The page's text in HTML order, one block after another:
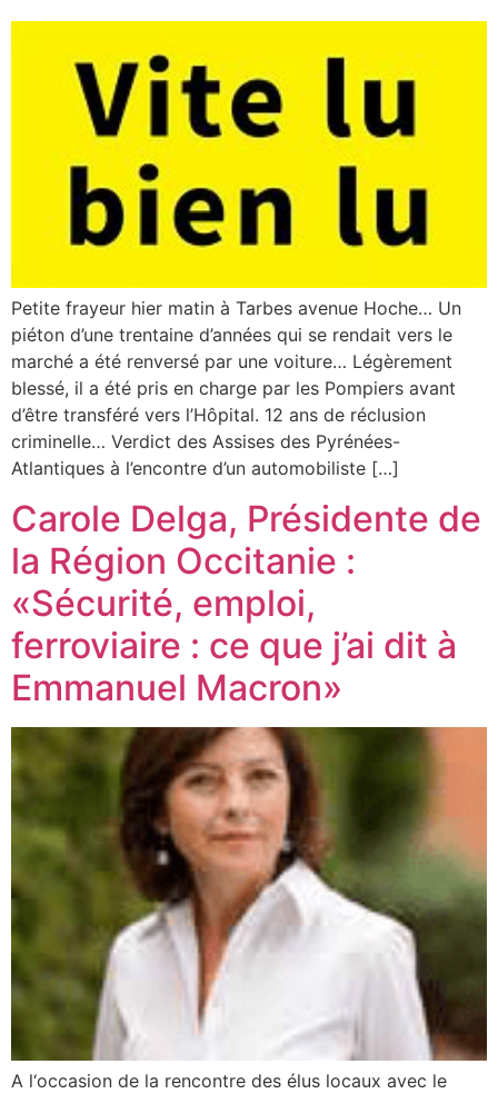
Petite frayeur hier matin à Tarbes avenue Hoche… Un
piéton d’une trentaine d’années qui se rendait vers le
marché a été renversé par une voiture… Légèrement
blessé, il a été pris en charge par les Pompiers avant
d’être transféré vers l’Hôpital. 12 ans de réclusion
criminelle… Verdict des Assises des Pyrénées-
Atlantiques à l’encontre d’un automobiliste […]
Carole Delga, Présidente de
la Région Occitanie :
«Sécurité, emploi,
ferroviaire : ce que j’ai dit à
Emmanuel Macron»
A l‘occasion de la rencontre des élus locaux avec le